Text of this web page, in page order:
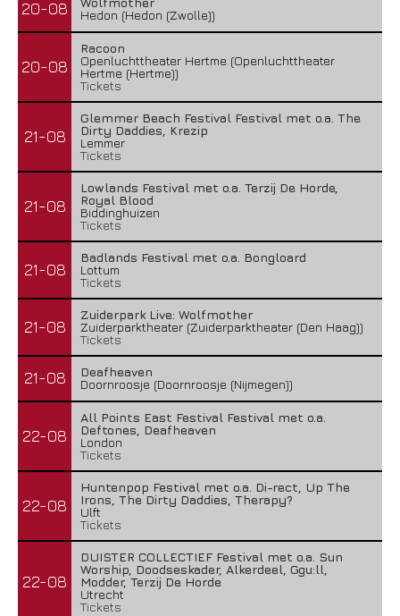
20-08
Hedon (Hedon (Zwolle))
20-08
Racoon
Openluchttheater Hertme (Openluchttheater
Hertme (Hertme))
Tickets
21-08
Glemmer Beach Festival Festival met o.a. The
Dirty Daddies, Krezip
Lemmer
Tickets
21-08
Lowlands Festival met o.a. Terzij De Horde,
Royal Blood
Biddinghuizen
Tickets
21-08
Badlands Festival met o.a. Bongloard
Lottum
Tickets
21-08
Zuiderpark Live: Wolfmother
Zuiderparktheater (Zuiderparktheater (Den Haag))
Tickets
21-08
Deafheaven
Doornroosje (Doornroosje (Nijmegen))
22-08
All Points East Festival Festival met o.a.
Deftones, Deafheaven
London
Tickets
22-08
Huntenpop Festival met o.a. Di-rect, Up The
Irons, The Dirty Daddies, Therapy?
Ulft
Tickets
22-08
DUISTER COLLECTIEF Festival met o.a. Sun
Worship, Doodseskader, Alkerdeel, Ggu:ll,
Modder, Terzij De Horde
Utrecht
Tickets